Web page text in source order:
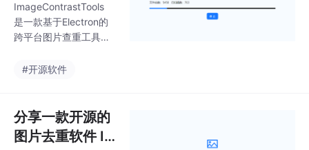
出的图片。提供release
版本，可以直接下载使
用。程序根据用户选中
文件。实测扫描5000照
具ImageContra
stTools
ImageContrastTools
是一款基于Electron的
跨平台图片查重工具，
文件识别与可视化处
彻底删除三种方式处理
重复图像。扫描结果以
列表形式展示，可按文
#开源软件
分享一款开源的
图片去重软件 I